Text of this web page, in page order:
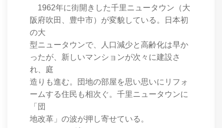
1962年に街開きした千里ニュータウン（大
阪府吹田、豊中市）が変貌している。日本初
の大
型ニュータウンで、人口減少と高齢化は早か
ったが、新しいマンションが次々に建設さ
れ、庭
造りも進む。団地の部屋を思い思いにリフォ
ームする住民も相次ぐ。千里ニュータウンに
「団
地改革」の波が押し寄せている。